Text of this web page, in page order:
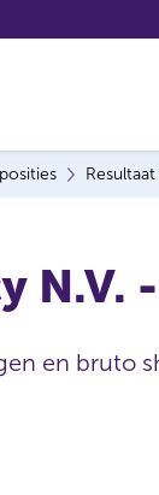
N.V.
en bruto